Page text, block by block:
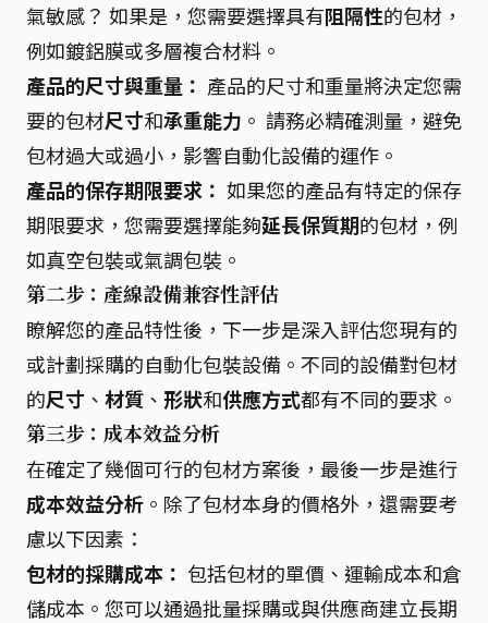
氣敏感？ 如果是，您需要選擇具有阻隔性的包材，
例如鍍鋁膜或多層複合材料。
產品的尺寸與重量： 產品的尺寸和重量將決定您需
要的包材尺寸和承重能力 。 請務必精確測量，避免
包材過大或過小，影響自動化設備的運作。
產品的保存期限要求： 如果您的產品有特定的保存
期限要求，您需要選擇能夠延長保質期的包材，例
如真空包裝或氣調包裝。
第二步：產線設備兼容性評估
瞭解您的產品特性後，下一步是深入評估您現有的
或計劃採購的自動化包裝設備。不同的設備對包材
的尺寸 、 材質 、 形狀和供應方式都有不同的要求。
第三步：成本效益分析
在確定了幾個可行的包材方案後，最後一步是進行
成本效益分析 。除了包材本身的價格外，還需要考
慮以下因素：
包材的採購成本： 包括包材的單價、運輸成本和倉
儲成本。您可以通過批量採購或與供應商建立長期